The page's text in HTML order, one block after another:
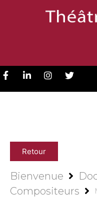
Retour
Bienvenue
Compositeurs